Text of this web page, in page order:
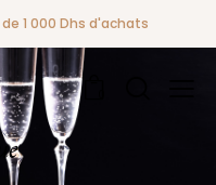
1 000 Dhs d'achats